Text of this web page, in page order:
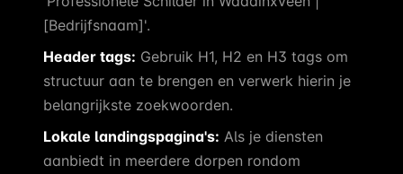
[Bedrijfsnaam]'.
Header tags: Gebruik H1, H2 en H3 tags om
structuur aan te brengen en verwerk hierin je
belangrijkste zoekwoorden.
Lokale landingspagina's: Als je diensten
aanbiedt in meerdere dorpen rondom